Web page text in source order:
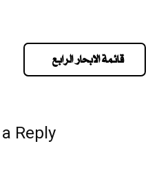
قائمة الابحار الرابع
Reply